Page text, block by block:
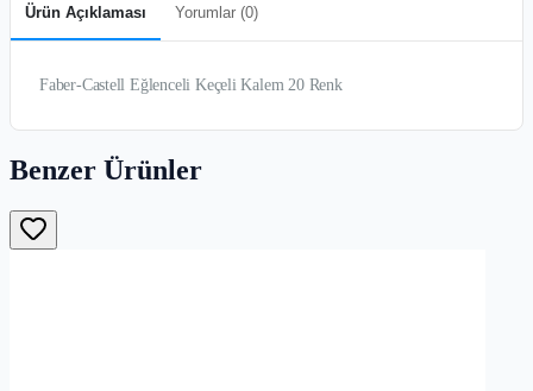
Ürün Açıklaması Yorumlar (0)
Faber-Castell Eğlenceli Keçeli Kalem 20 Renk
Benzer Ürünler